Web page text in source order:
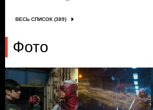
ВЕСЬ СПИСОК (389)
Фото